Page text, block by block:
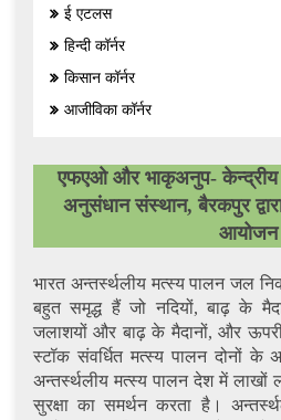
ई एटलस
हिन्दी कॉर्नर
किसान कॉर्नर
आजीविका कॉर्नर
एफएओ और भाकृअनुप- केन्द्रीय
अनुसंधान संस्थान, बैरकपुर
आयोजन
भारत अन्तर्स्थलीय मत्स्य पालन जल
बहुत समृद्ध हैं जो नदियों, बाढ़ के
जलाशयों और बाढ़ के मैदानों, और
स्टॉक संवर्धित मत्स्य पालन दोनों के
अन्तर्स्थलीय मत्स्य पालन देश में लाखों
सुरक्षा का समर्थन करता है।